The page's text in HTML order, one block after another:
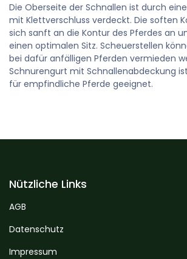
Die Oberseite der Schnallen ist durch
mit Klettverschluss verdeckt. Die soften
sich sanft an die Kontur des Pferdes an
einen optimalen Sitz. Scheuerstellen
bei dafür anfälligen Pferden vermieden
Schnurengurt mit Schnallenabdeckung
für empfindliche Pferde geeignet.
Nützliche Links
AGB
Datenschutz
Impressum